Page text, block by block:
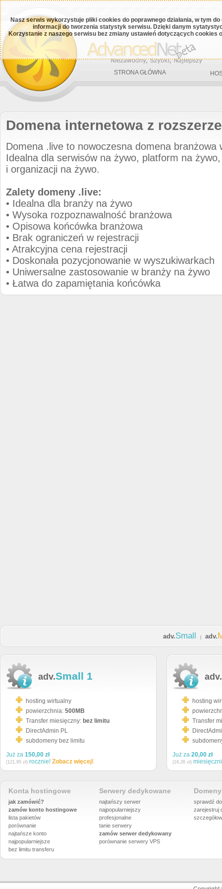
Nasz serwis wykorzystuje pliki cookies do poprawnego działania, w tym
informacji do tworzenia statystyk serwisu. Dzięki danym
Korzystanie z naszego serwisu bez zmiany ustawień dotyczących cookies
STRONA GŁÓWNA
Domena internetowa z
Domena .live to nowoczesna domena branżowa
Idealna dla serwisów na żywo, platform na
i organizacji na żywo.
Zalety domeny .live:
• Idealna dla branży na żywo
• Wysoka rozpoznawalność branżowa
• Opisowa końcówka branżowa
• Brak ograniczeń w rejestracji
• Atrakcyjna cena rejestracji
• Doskonała pozycjonowanie w wyszukiwarkach
• Uniwersalne zastosowanie w branży na żywo
• Łatwa do zapamiętania końcówka
adv.Small adv.
adv.Small 1
hosting wirtualny
powierzchnia: 500MB
Transfer miesięczny: bez limitu
DirectAdmin PL
subdomeny bez limitu
Już za 150,00 zł
(121,95 zł) rocznie! Zobacz więcej!
adv.
hosting
Transfer
Już za 20,00 zł
(16,26 zł)
Konta hostingowe
jak zamówić?
zamów konto hostingowe
lista pakietów
porównanie
najtańsze konto
najpopularniejsze
bez limitu transferu
Serwery dedykowane
najtańszy serwer
najpopularniejszy
profesjonalne
tanie serwery
zamów serwer dedykowany
porównanie serwery VPS
sprawdź
zarejestruj